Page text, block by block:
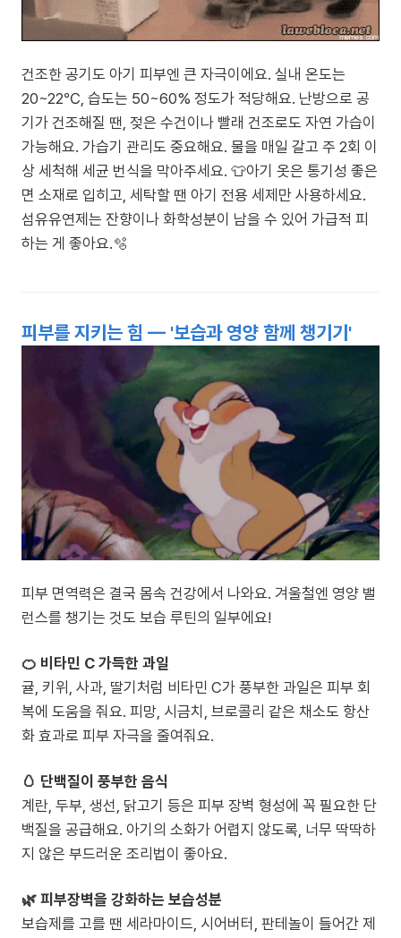
건조한 공기도 아기 피부엔 큰 자극이에요. 실내 온도는
20~22℃, 습도는 50~60% 정도가 적당해요. 난방으로 공
기가 건조해질 땐, 젖은 수건이나 빨래 건조로도 자연 가습이
가능해요. 가습기 관리도 중요해요. 물을 매일 갈고 주 2회 이
상 세척해 세균 번식을 막아주세요. 👕아기 옷은 통기성 좋은
면 소재로 입히고, 세탁할 땐 아기 전용 세제만 사용하세요.
섬유유연제는 잔향이나 화학성분이 남을 수 있어 가급적 피
하는 게 좋아요.🫧
피부를 지키는 힘 — '보습과 영양 함께 챙기기'
피부 면역력은 결국 몸속 건강에서 나와요. 겨울철엔 영양 밸
런스를 챙기는 것도 보습 루틴의 일부에요!
🍊 비타민 C 가득한 과일
귤, 키위, 사과, 딸기처럼 비타민 C가 풍부한 과일은 피부 회
복에 도움을 줘요. 피망, 시금치, 브로콜리 같은 채소도 항산
화 효과로 피부 자극을 줄여줘요.
🥚 단백질이 풍부한 음식
계란, 두부, 생선, 닭고기 등은 피부 장벽 형성에 꼭 필요한 단
백질을 공급해요. 아기의 소화가 어렵지 않도록, 너무 딱딱하
지 않은 부드러운 조리법이 좋아요.
🌿 피부장벽을 강화하는 보습성분
보습제를 고를 땐 세라마이드, 시어버터, 판테놀이 들어간 제